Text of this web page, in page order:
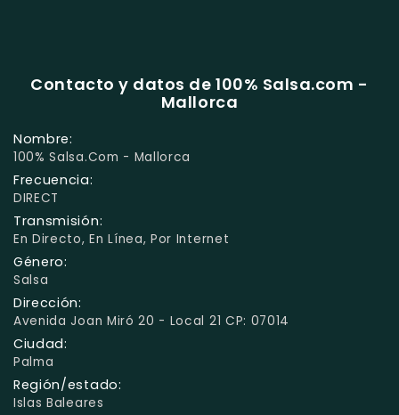
Contacto y datos de 100% Salsa.com -
Mallorca
Nombre:
100% Salsa.com - Mallorca
Frecuencia:
DIRECT
Transmisión:
En Directo, En Línea, Por Internet
Género:
Salsa
Dirección:
Avenida Joan Miró 20 - Local 21 CP: 07014
Ciudad:
Palma
Región/estado:
Islas Baleares